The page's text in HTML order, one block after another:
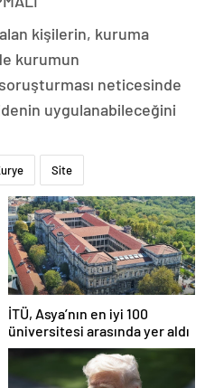
kişilerin, kuruma
kurumun
neticesinde
uygulanabileceğini
Site
İTÜ, Asya’nın en iyi 100
üniversitesi arasında yer aldı